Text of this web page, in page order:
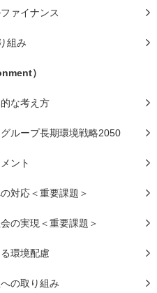
ァイナンス
組み
）
な考え方
ループ長期環境戦略2050
ント
対応＜重要課題＞
の実現＜重要課題＞
環境配慮
の取り組み